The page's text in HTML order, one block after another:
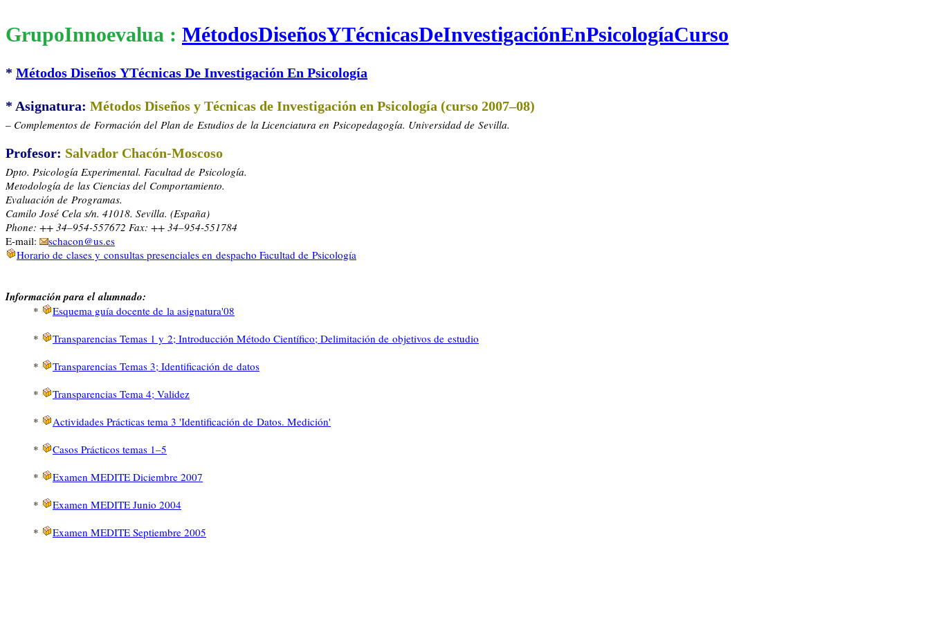
GrupoInnoevalua : MétodosDiseñosYTécnicasDeInvestigaciónEnPsicologíaCurso
* Métodos Diseños YTécnicas De Investigación En Psicología
* Asignatura: Métodos Diseños y Técnicas de Investigación en Psicología (curso 2007–08)
– Complementos de Formación del Plan de Estudios de la Licenciatura en Psicopedagogía. Universidad de Sevilla.
Profesor: Salvador Chacón-Moscoso
Dpto. Psicología Experimental. Facultad de Psicología.
Metodología de las Ciencias del Comportamiento.
Evaluación de Programas.
Camilo José Cela s/n. 41018. Sevilla. (España)
Phone: ++ 34–954-557672 Fax: ++ 34–954-551784
E-mail:
schacon@us.es
Horario de clases y consultas presenciales en despacho Facultad de Psicología
Información para el alumnado:
*
Esquema guía docente de la asignatura'08
*
Transparencias Temas 1 y 2; Introducción Método Científico; Delimitación de objetivos de estudio
*
Transparencias Temas 3; Identificación de datos
*
Transparencias Tema 4; Validez
*
Actividades Prácticas tema 3 'Identificación de Datos. Medición'
*
Casos Prácticos temas 1–5
*
Examen MEDITE Diciembre 2007
*
Examen MEDITE Junio 2004
*
Examen MEDITE Septiembre 2005